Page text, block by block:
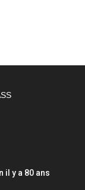
il y a 80 ans